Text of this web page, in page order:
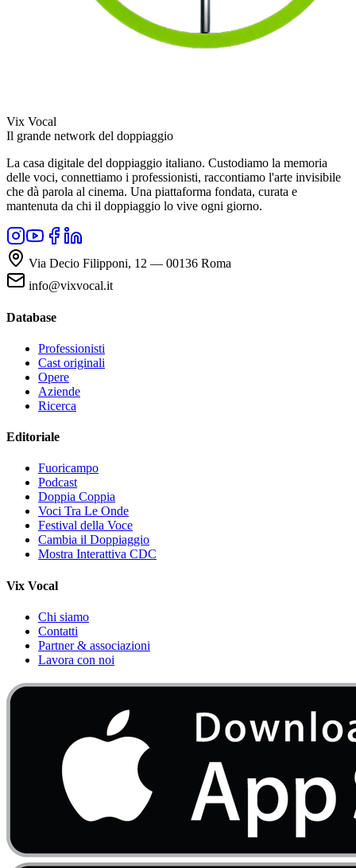
Vix Vocal
Il grande network del doppiaggio
La casa digitale del doppiaggio italiano. Custodiamo la memoria
delle voci, connettiamo i professionisti, raccontiamo l'arte invisibile
che dà parola al cinema. Una piattaforma fondata, curata e
mantenuta da chi il doppiaggio lo vive ogni giorno.
Via Decio Filipponi, 12 — 00136 Roma
info@vixvocal.it
Database
Professionisti
Cast originali
Opere
Aziende
Ricerca
Editoriale
Fuoricampo
Podcast
Doppia Coppia
Voci Tra Le Onde
Festival della Voce
Cambia il Doppiaggio
Mostra Interattiva CDC
Vix Vocal
Chi siamo
Contatti
Partner & associazioni
Lavora con noi